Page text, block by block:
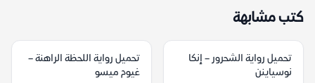
كتب مشابهة
تحميل رواية الشحرور – إنكا
نوسياينن
تحميل رواية اللحظة الراهنة –
غيوم ميسو